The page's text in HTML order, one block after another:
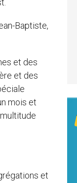
Baptiste,
et des
et des
mois et
et